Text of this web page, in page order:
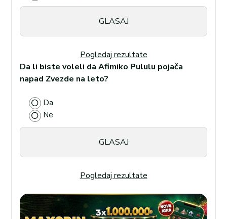
Pogledaj rezultate
Da li biste voleli da Afimiko Pululu pojača
napad Zvezde na leto?
Da
Ne
Pogledaj rezultate